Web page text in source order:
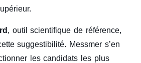
, outil scientifique de référence,
suggestibilité. Messmer s’en
les candidats les plus